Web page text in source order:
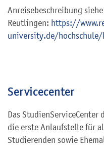
Anreisebeschreibung
Reutlingen: https://
university.de/
Servicecenter
Das
die erste Anlaufstelle für
Studierenden sowie